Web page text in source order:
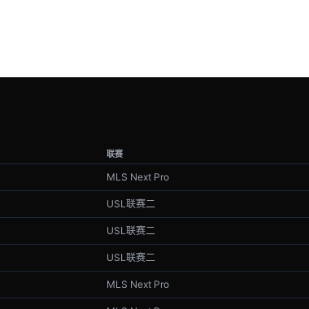
联赛
MLS Next Pro
USL联赛二
USL联赛二
USL联赛二
MLS Next Pro